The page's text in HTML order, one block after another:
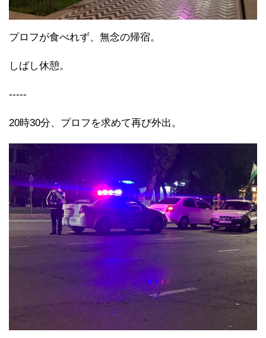
プロフが食べれず、無念の帰宿。
しばし休憩。
-----
20時30分、プロフを求めて再び外出。